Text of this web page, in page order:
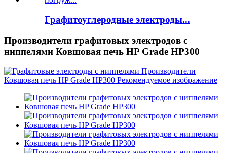
Графитоуглеродные электроды...
Производители графитовых электродов с
ниппелями Ковшовая печь HP Grade HP300